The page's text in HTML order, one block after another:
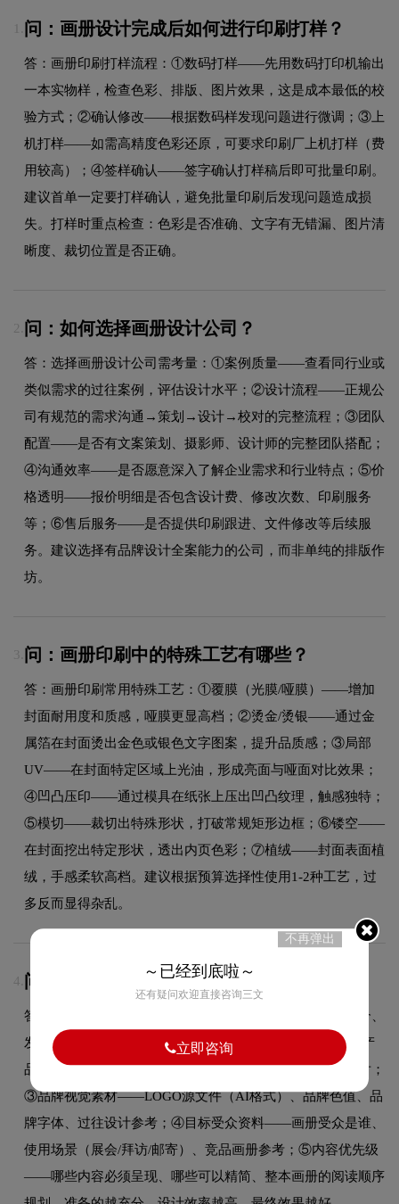
问：画册设计完成后如何进行印刷打样？
答：画册印刷打样流程：①数码打样——先用数码打印机输出
一本实物样，检查色彩、排版、图片效果，这是成本最低的校
验方式；②确认修改——根据数码样发现问题进行微调；③上
机打样——如需高精度色彩还原，可要求印刷厂上机打样（费
用较高）；④签样确认——签字确认打样稿后即可批量印刷。
建议首单一定要打样确认，避免批量印刷后发现问题造成损
失。打样时重点检查：色彩是否准确、文字有无错漏、图片清
晰度、裁切位置是否正确。
2. 问：如何选择画册设计公司？
答：选择画册设计公司需考量：①案例质量——查看同行业或
类似需求的过往案例，评估设计水平；②设计流程——正规公
司有规范的需求沟通→策划→设计→校对的完整流程；③团队
配置——是否有文案策划、摄影师、设计师的完整团队搭配；
④沟通效率——是否愿意深入了解企业需求和行业特点；⑤价
格透明——报价明细是否包含设计费、修改次数、印刷服务
等；⑥售后服务——是否提供印刷跟进、文件修改等后续服
务。建议选择有品牌设计全案能力的公司，而非单纯的排版作
坊。
3. 问：画册印刷中的特殊工艺有哪些？
答：画册印刷常用特殊工艺：①覆膜（光膜/哑膜）——增加
封面耐用度和质感，哑膜更显高档；②烫金/烫银——通过金
属箔在封面烫出金色或银色文字图案，提升品质感；③局部
UV——在封面特定区域上光油，形成亮面与哑面对比效果；
④凹凸压印——通过模具在纸张上压出凹凸纹理，触感独特；
⑤模切——裁切出特殊形状，打破常规矩形边框；⑥镂空——
在封面挖出特定形状，透出内页色彩；⑦植绒——封面表面植
绒，手感柔软高档。建议根据预算选择性使用1-2种工艺，过
多反而显得杂乱。
4. 问：企业画册设计前需要准备哪些资料？
答：企业画册设计前需准备：①企业基础资料——公司简介、
发展历程、资质荣誉、联系方式等；②产品/服务信息——产
品高清图片、产品名称规格、核心卖点描述、应用场景照片；
③品牌视觉素材——LOGO源文件（AI格式）、品牌色值、品
牌字体、过往设计参考；④目标受众资料——画册受众是谁、
使用场景（展会/拜访/邮寄）、竞品画册参考；⑤内容优先级
——哪些内容必须呈现、哪些可以精简、整本画册的阅读顺序
不再弹出
～已经到底啦～
还有疑问欢迎直接咨询三文
立即咨询